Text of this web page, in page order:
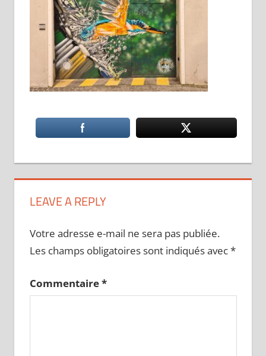
LEAVE A REPLY
Votre adresse e-mail ne sera pas publiée.
Les champs obligatoires sont indiqués avec*
Commentaire*